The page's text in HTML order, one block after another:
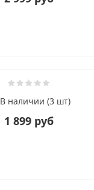
В наличии (3 шт)
1 899 руб